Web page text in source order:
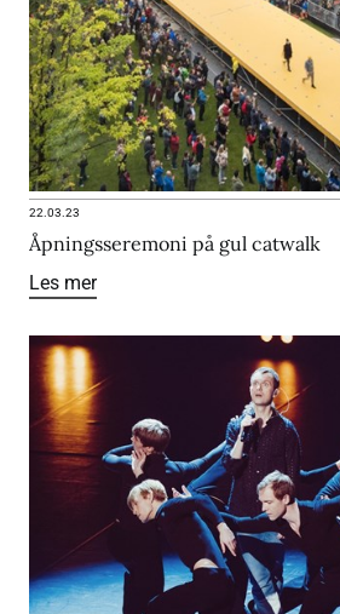
22.03.23
Åpningsseremoni på gul catwalk
Les mer